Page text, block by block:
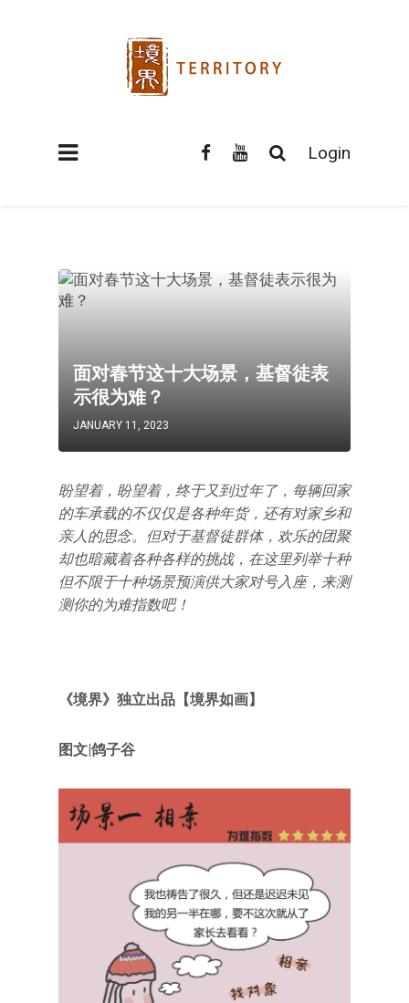
Login
面对春节这十大场景，基督徒表
示很为难？
JANUARY 11, 2023
盼望着，盼望着，终于又到过年了，每辆回家
的车承载的不仅仅是各种年货，还有对家乡和
亲人的思念。但对于基督徒群体，欢乐的团聚
却也暗藏着各种各样的挑战，在这里列举十种
但不限于十种场景预演供大家对号入座，来测
测你的为难指数吧！
《境界》独立出品【境界如画】
图文|鸽子谷